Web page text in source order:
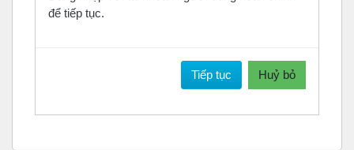
để tiếp tục.
Tiếp tục Huỷ bỏ